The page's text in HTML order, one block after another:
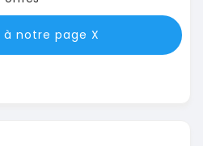
à notre page X